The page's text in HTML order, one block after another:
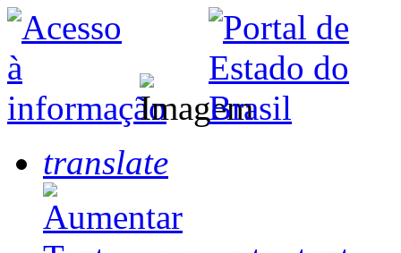
translate